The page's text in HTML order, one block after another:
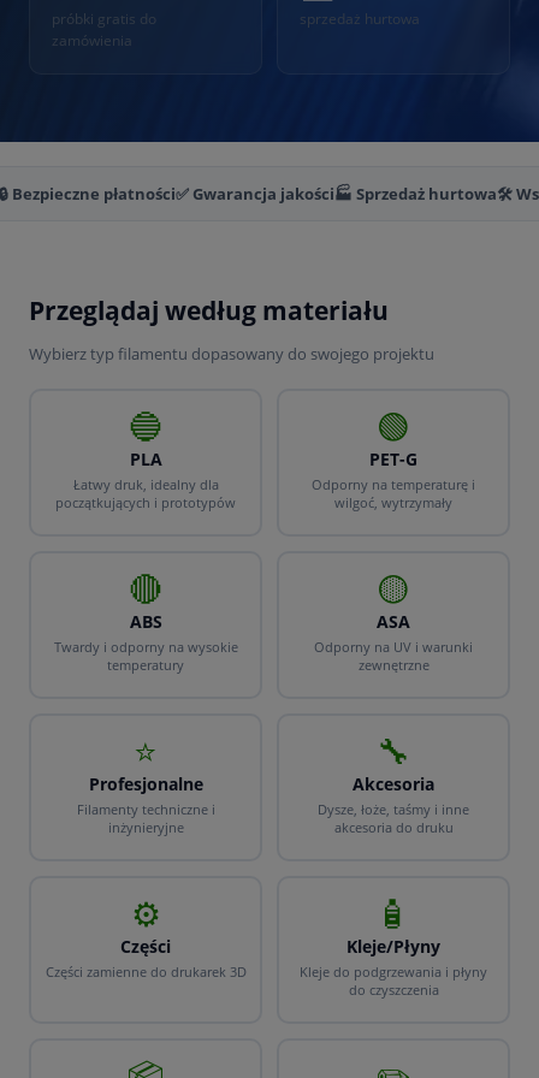
próbki gratis do
zamówienia
sprzedaż hurtowa
Bezpieczne płatności✅ Gwarancja jakości🏭 Sprzedaż hurtowa🛠️
Przeglądaj według materiału
Wybierz typ filamentu dopasowany do swojego projektu
🔵
PLA
Łatwy druk, idealny dla
początkujących i prototypów
🟢
PET-G
Odporny na temperaturę i
wilgoć, wytrzymały
🔴
ABS
Twardy i odporny na wysokie
temperatury
🟡
ASA
Odporny na UV i warunki
zewnętrzne
⭐
Profesjonalne
Filamenty techniczne i
inżynieryjne
🔧
Akcesoria
Dysze, łoże, taśmy i inne
akcesoria do druku
⚙️
Części
Części zamienne do drukarek 3D
🧴
Kleje/Płyny
Kleje do podgrzewania i płyny
do czyszczenia